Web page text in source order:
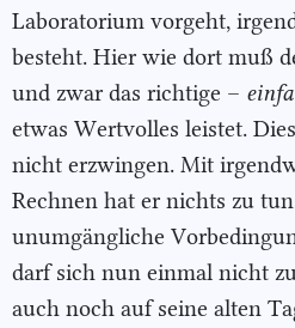
Laboratorium vorgeht,
besteht. Hier wie dort muß
und zwar das richtige –
etwas Wertvolles leistet.
nicht erzwingen. Mit
Rechnen hat er nichts zu
unumgängliche
darf sich nun einmal nicht
auch noch auf seine alten